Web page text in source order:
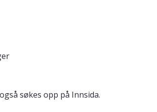
søkes opp på Innsida.